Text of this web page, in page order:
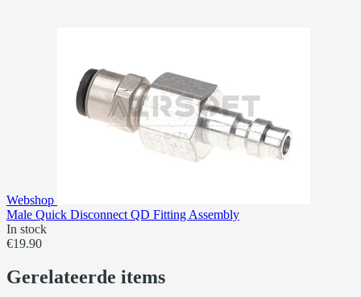
Webshop
Male Quick Disconnect QD Fitting Assembly
In stock
€19.90
Gerelateerde items